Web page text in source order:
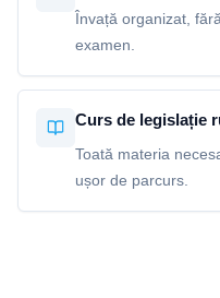
Învață organizat,
examen.
Curs de legislație
Toată materia
ușor de parcurs.